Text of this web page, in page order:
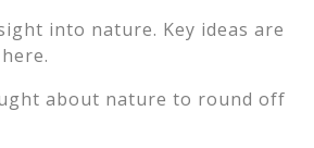
into nature. Key ideas are
about nature to round off